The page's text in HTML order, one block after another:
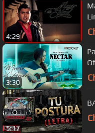
4:29
3:30
5:17